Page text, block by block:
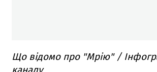
Що відомо про "Мрію" /